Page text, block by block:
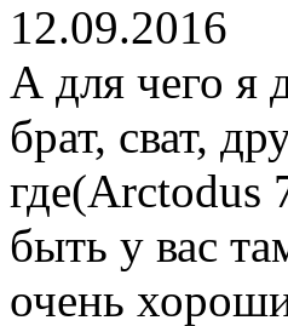
12.09.2016
А для чего я
брат, сват,
где(Arctodus
быть у вас
очень